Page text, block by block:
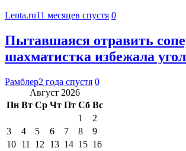
Lenta.ru11 месяцев спустя 0
Пытавшаяся отравить
шахматистка избежала
Рамблер2 года спустя 0
Август 2026
Пн Вт Ср Чт Пт Сб Вс
1
2
3
4 5 6 7 8
9
10 11 12 13 14 15 16